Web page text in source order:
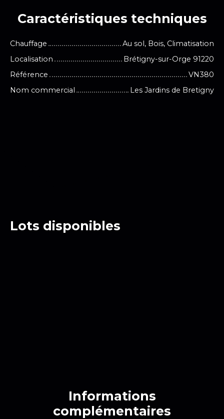
Caractéristiques techniques
Chauffage
Au sol, Bois, Climatisation
Localisation
Brétigny-sur-Orge 91220
Référence
VN380
Nom commercial
Les Jardins de Bretigny
Lots disponibles
Informations
complémentaires